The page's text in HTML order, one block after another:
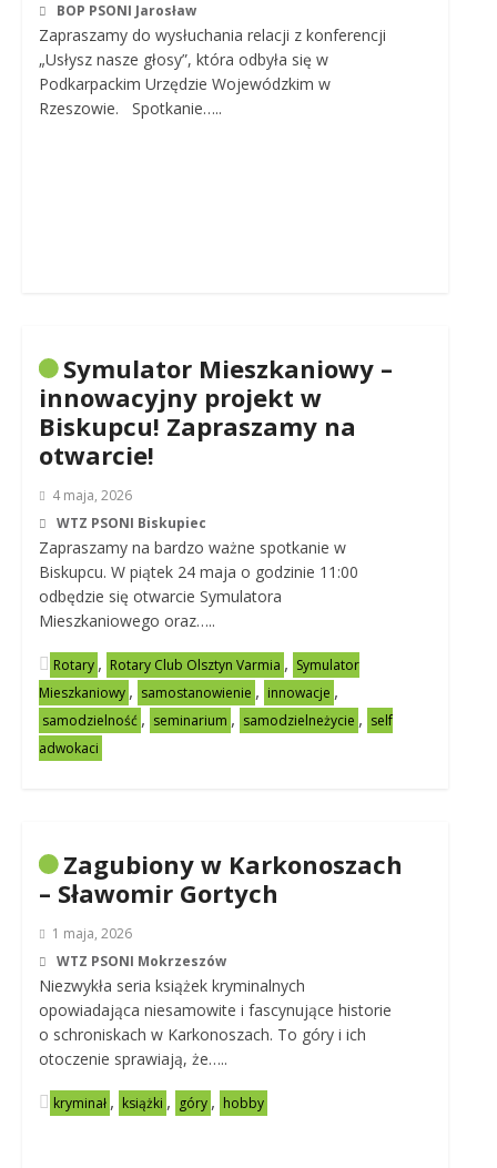
BOP PSONI Jarosław
Zapraszamy do wysłuchania relacji z konferencji
„Usłysz nasze głosy”, która odbyła się w
Podkarpackim Urzędzie Wojewódzkim w
Rzeszowie. Spotkanie…..
Symulator Mieszkaniowy –
innowacyjny projekt w
Biskupcu! Zapraszamy na
otwarcie!
4 maja, 2026
WTZ PSONI Biskupiec
Zapraszamy na bardzo ważne spotkanie w
Biskupcu. W piątek 24 maja o godzinie 11:00
odbędzie się otwarcie Symulatora
Mieszkaniowego oraz…..
Rotary , Rotary Club Olsztyn Varmia , Symulator
Mieszkaniowy , samostanowienie , innowacje ,
samodzielność , seminarium , samodzielneżycie , self
adwokaci
Zagubiony w Karkonoszach
– Sławomir Gortych
1 maja, 2026
WTZ PSONI Mokrzeszów
Niezwykła seria książek kryminalnych
opowiadająca niesamowite i fascynujące historie
o schroniskach w Karkonoszach. To góry i ich
otoczenie sprawiają, że…..
kryminał , książki , góry , hobby